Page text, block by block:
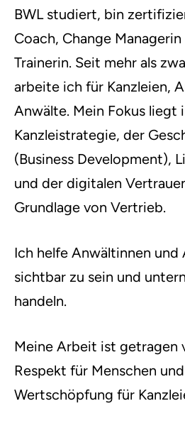
BWL studiert, bin
Coach, Change
Trainerin. Seit mehr als
arbeite ich für Kanzleien,
Anwälte. Mein Fokus liegt
Kanzleistrategie, der
(Business Development),
und der digitalen
Grundlage von Vertrieb.
Ich helfe Anwältinnen und
sichtbar zu sein und
handeln.
Meine Arbeit ist getragen
Respekt für Menschen
Wertschöpfung für